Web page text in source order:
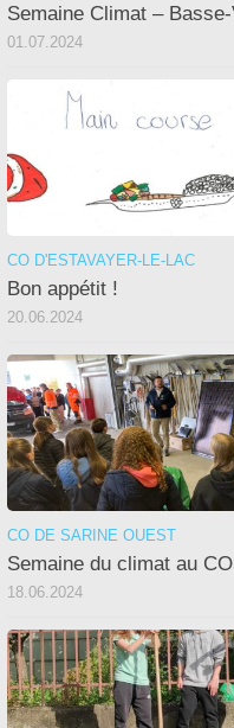
Semaine Climat –
01.07.2024
CO D'ESTAVAYER-LE-LAC
Bon appétit !
20.06.2024
CO DE SARINE OUEST
Semaine du climat au
18.06.2024